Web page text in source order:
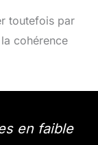
toutefois par
cohérence
en faible